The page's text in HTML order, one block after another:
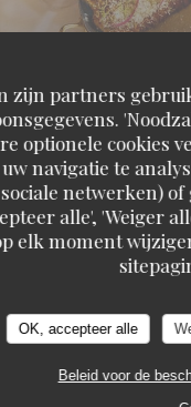
zijn partners
optionele cookies
navigatie te
netwerken)
alle', 'Weiger
elk moment
OK, accepteer alle
Beleid voor de